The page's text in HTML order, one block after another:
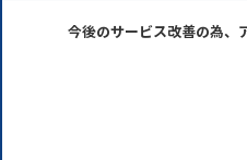
今後のサービス改善の為、